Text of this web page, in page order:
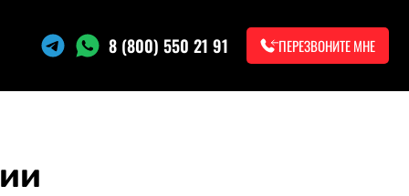
8 (800) 550 21 91 ПЕРЕЗВОНИТЕ МНЕ